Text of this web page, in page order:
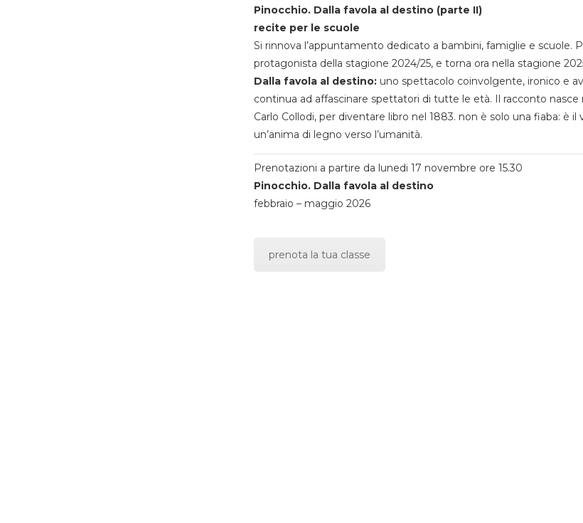
Pinocchio. Dalla favola al destino (parte II)
recite per le scuole
Si rinnova l’appuntamento dedicato a bambini, famiglie e scuole.
protagonista della stagione 2024/25, e torna ora nella stagione
Dalla favola al destino:uno spettacolo coinvolgente, ironico e
continua ad affascinare spettatori di tutte le età. Il racconto nasce
Carlo Collodi, per diventare libro nel 1883. non è solo una fiaba: è
un’anima di legno verso l’umanità.
Prenotazioni a partire da lunedi 17 novembre ore 15.30
Pinocchio. Dalla favola al destino
febbraio – maggio 2026
prenota la tua classe